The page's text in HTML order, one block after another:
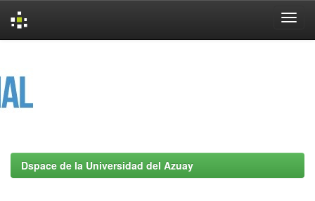
Dspace de la Universidad del Azuay